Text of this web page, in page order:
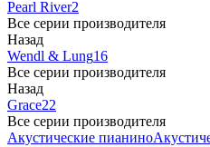
Pearl River2
Все серии производителя
Назад
Wendl & Lung16
Все серии производителя
Назад
Grace22
Все серии производителя
Акустические пианино